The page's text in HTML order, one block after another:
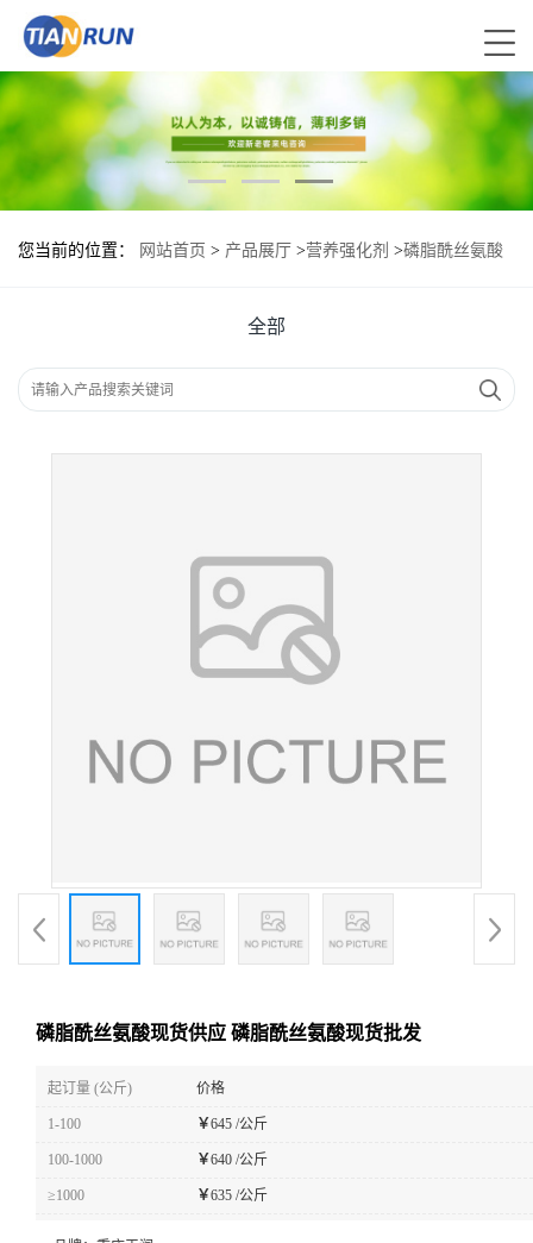
您当前的位置： 网站首页 > 产品展厅 >营养强化剂 >磷脂酰丝氨酸
全部
磷脂酰丝氨酸现货供应 磷脂酰丝氨酸现货批发
起订量 (公斤) 价格
1-100 ￥645 /公斤
100-1000 ￥640 /公斤
≥1000 ￥635 /公斤